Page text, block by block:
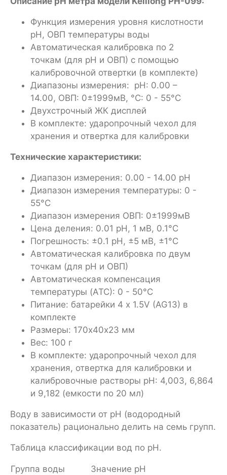
Функция измерения уровня кислотности
pH, ОВП температуры воды
Автоматическая калибровка по 2
точкам (для рН и ОВП) с помощью
калибровочной отвертки (в комплекте)
Диапазоны измерения: pH: 0.00 –
14.00, ОВП: 0±1999мВ, °C: 0 - 55°C
Двухстрочный ЖК дисплей
В комплекте: ударопрочный чехол для
хранения и отвертка для калибровки
Технические характеристики:
Диапазон измерения: 0.00 - 14.00 pH
Диапазон измерения температуры: 0 -
55°C
Диапазон измерения ОВП: 0±1999мВ
Цена деления: 0.01 pH, 1 мВ, 0.1°C
Погрешность: ±0.1 pH, ±5 мВ, ±1°C
Автоматическая калибровка по двум
точкам (для рН и ОВП)
Автоматическая компенсация
температуры (ATC): 0 - 50°C
Питание: батарейки 4 x 1.5V (AG13) в
комплекте
Размеры: 170х40х23 мм
Вес: 100 г
В комплекте: ударопрочный чехол для
хранения, отвертка для калибровки и
калибровочные растворы pH: 4,003, 6,864
и 9,182 (емкости по 20 мл)
Воду в зависимости от рН (водородный
показатель) рационально делить на семь групп.
Таблица классификации вод по рН.
Группа воды
Значение pH